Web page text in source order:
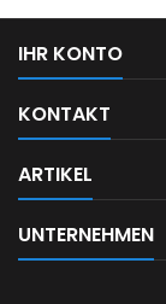
IHR KONTO
KONTAKT
ARTIKEL
UNTERNEHMEN